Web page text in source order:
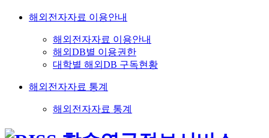
해외전자자료 이용안내
해외전자자료 이용안내
해외DB별 이용권한
대학별 해외DB 구독현황
해외전자자료 통계
해외전자자료 통계